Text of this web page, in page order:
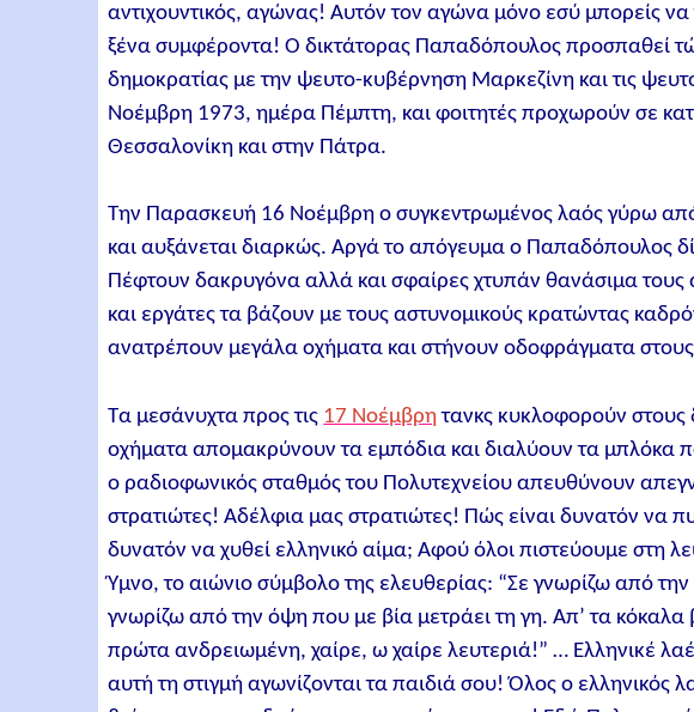
αντιχουντικός, αγώνας! Αυτόν τον αγώνα μόνο εσύ μπορείς
ξένα συμφέροντα! Ο δικτάτορας Παπαδόπουλος προσπαθεί
δημοκρατίας με την ψευτο-κυβέρνηση Μαρκεζίνη και τις
Νοέμβρη 1973, ημέρα Πέμπτη, και φοιτητές προχωρούν σε
Θεσσαλονίκη και στην Πάτρα.
Την Παρασκευή 16 Νοέμβρη ο συγκεντρωμένος λαός γύρω από
και αυξάνεται διαρκώς. Αργά το απόγευμα ο Παπαδόπουλος
Πέφτουν δακρυγόνα αλλά και σφαίρες χτυπάν θανάσιμα τους
και εργάτες τα βάζουν με τους αστυνομικούς κρατώντας
ανατρέπουν μεγάλα οχήματα και στήνουν οδοφράγματα
Τα μεσάνυχτα προς τις 17 Νοέμβρη τανκς κυκλοφορούν
οχήματα απομακρύνουν τα εμπόδια και διαλύουν τα μπλόκα
ο ραδιοφωνικός σταθμός του Πολυτεχνείου απευθύνουν
στρατιώτες! Αδέλφια μας στρατιώτες! Πώς είναι δυνατόν να
δυνατόν να χυθεί ελληνικό αίμα; Αφού όλοι πιστεύουμε στη
Ύμνο, το αιώνιο σύμβολο της ελευθερίας: “Σε γνωρίζω από
γνωρίζω από την όψη που με βία μετράει τη γη. Απ’ τα
πρώτα ανδρειωμένη, χαίρε, ω χαίρε λευτεριά!” … Ελληνικέ
αυτή τη στιγμή αγωνίζονται τα παιδιά σου! Όλος ο ελληνικός